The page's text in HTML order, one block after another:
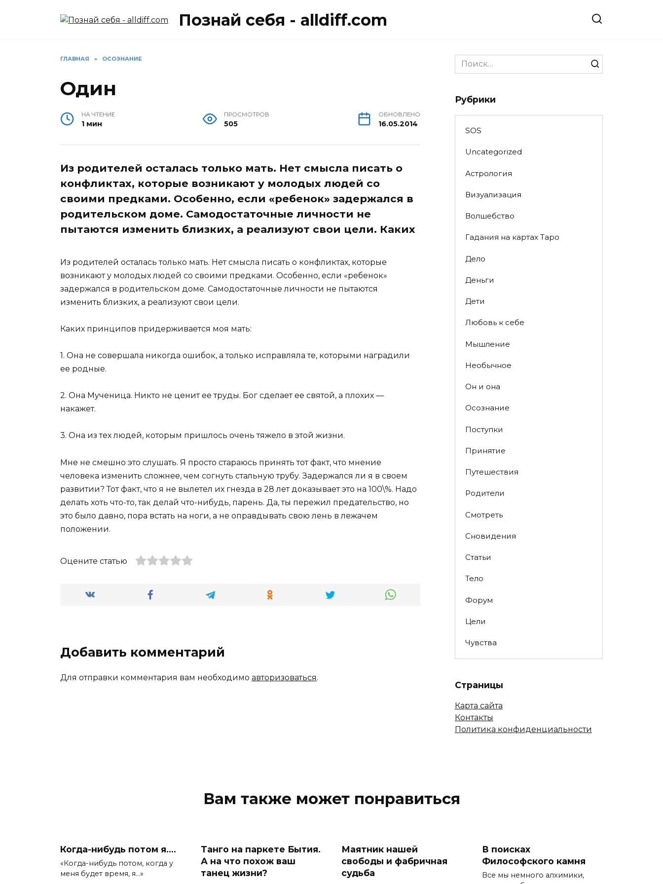
Познай себя - alldiff.com
ГЛАВНАЯ » ОСОЗНАНИЕ
Один
НА ЧТЕНИЕ
1 мин
ПРОСМОТРОВ
505
ОБНОВЛЕНО
16.05.2014
Из родителей осталась только мать. Нет смысла писать о
конфликтах, которые возникают у молодых людей со
своими предками. Особенно, если «ребенок» задержался в
родительском доме. Самодостаточные личности не
пытаются изменить близких, а реализуют свои цели. Каких
Из родителей осталась только мать. Нет смысла писать о конфликтах, которые
возникают у молодых людей со своими предками. Особенно, если «ребенок»
задержался в родительском доме. Самодостаточные личности не пытаются
изменить близких, а реализуют свои цели.
Каких принципов придерживается моя мать:
1. Она не совершала никогда ошибок, а только исправляла те, которыми наградили
ее родные.
2. Она Мученица. Никто не ценит ее труды. Бог сделает ее святой, а плохих —
накажет.
3. Она из тех людей, которым пришлось очень тяжело в этой жизни.
Мне не смешно это слушать. Я просто стараюсь принять тот факт, что мнение
человека изменить сложнее, чем согнуть стальную трубу.Задержался ли я в своем
развитии? Тот факт, что я не вылетел их гнезда в 28 лет доказывает это на 100\%. Надо
делать хоть что-то, так делай что-нибудь, парень. Да, ты пережил предательство, но
это было давно, пора встать на ноги, а не оправдывать свою лень в лежачем
положении.
Оцените статью
Добавить комментарий
Для отправки комментария вам необходимо авторизоваться.
Search
for:
Рубрики
SOS
Uncategorized
Астрология
Визуализация
Волшебство
Гадания на картах Таро
Дело
Деньги
Дети
Любовь к себе
Мышление
Необычное
Он и она
Осознание
Поступки
Принятие
Путешествия
Родители
Смотреть
Сновидения
Статьи
Тело
Форум
Цели
Чувства
Страницы
Карта сайта
Контакты
Политика конфиденциальности
Вам также может понравиться
Когда-нибудь потом я….
«Когда-нибудь потом, когда у
меня будет время, я…»
Танго на паркете Бытия.
А на что похож ваш
танец жизни?
Маятник нашей
свободы и фабричная
судьба
В поисках
Философского камня
Все мы немного алхимики,